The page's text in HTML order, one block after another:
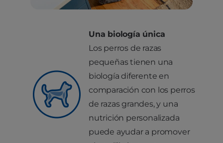
Una biología única
Los perros de razas
pequeñas tienen una
biología diferente en
comparación con los perros
de razas grandes, y una
nutrición personalizada
puede ayudar a promover